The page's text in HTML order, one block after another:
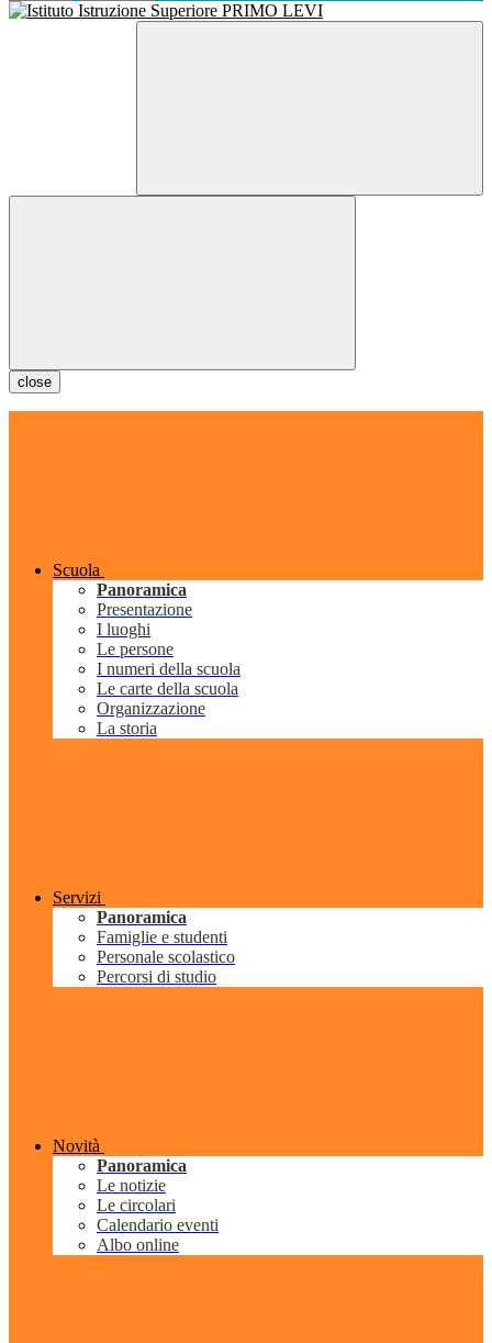
close
Scuola
Panoramica
Presentazione
I luoghi
Le persone
I numeri della scuola
Le carte della scuola
Organizzazione
La storia
Servizi
Panoramica
Famiglie e studenti
Personale scolastico
Percorsi di studio
Novità
Panoramica
Le notizie
Le circolari
Calendario eventi
Albo online